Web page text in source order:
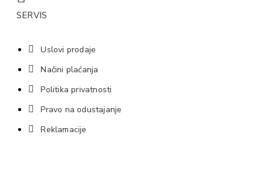
SERVIS
Uslovi prodaje
Načini plaćanja
Politika privatnosti
Pravo na odustajanje
Reklamacije